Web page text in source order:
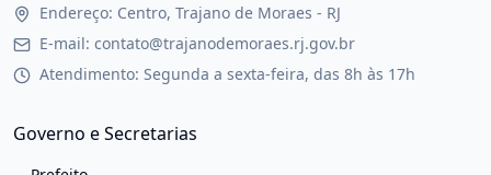
Endereço: Centro, Trajano de Moraes - RJ
E-mail: contato@trajanodemoraes.rj.gov.br
Atendimento: Segunda a sexta-feira, das 8h às 17h
Governo e Secretarias